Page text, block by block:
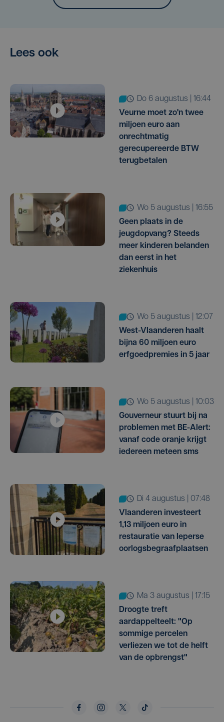
Lees ook
do 6 augustus | 16:44
Veurne moet zo'n twee
miljoen euro aan
onrechtmatig
gerecupereerde BTW
terugbetalen
wo 5 augustus | 16:55
Geen plaats in de
jeugdopvang? Steeds
meer kinderen belanden
dan eerst in het
ziekenhuis
wo 5 augustus | 12:07
West-Vlaanderen haalt
bijna 60 miljoen euro
erfgoedpremies in 5 jaar
wo 5 augustus | 10:03
Gouverneur stuurt bij na
problemen met BE-Alert:
vanaf code oranje krijgt
iedereen meteen sms
di 4 augustus | 07:48
Vlaanderen investeert
1,13 miljoen euro in
restauratie van Ieperse
oorlogsbegraafplaatsen
ma 3 augustus | 17:15
Droogte treft
aardappelteelt: "Op
sommige percelen
verliezen we tot de helft
van de opbrengst"